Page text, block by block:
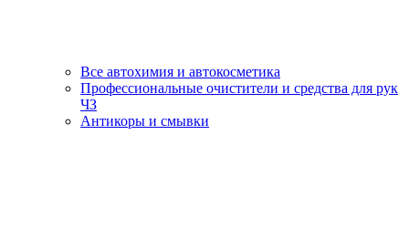
Все автохимия и автокосметика
Профессиональные очистители и средства для рук
ЧЗ
Антикоры и смывки